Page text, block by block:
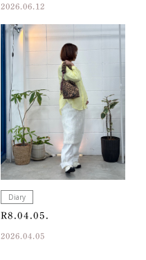
2026.06.12
Diary
R8.04.05.
2026.04.05